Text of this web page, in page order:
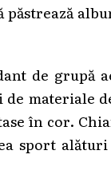
păstrează
de grupă
materiale
în cor.
sport